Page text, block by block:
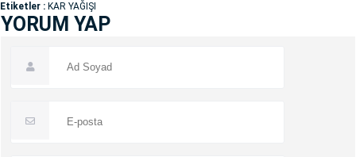
Etiketler : KAR YAĞIŞI
YORUM YAP